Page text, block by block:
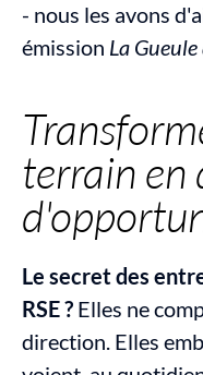
- nous les avons
émission La
terrain en
Le secret des
RSE ? Elles ne
direction. Elles